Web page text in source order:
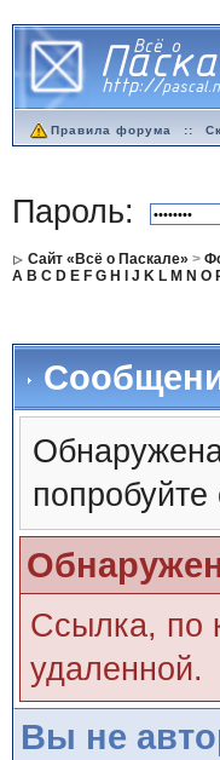
Правила форума ::
Пароль:
Сайт «Всё о Паскале» >
A B C D E F G H J K L M N O
Ссылка, по
удаленной.
Вы не